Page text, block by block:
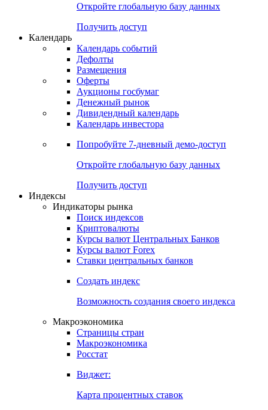
Откройте глобальную базу данных
Получить доступ
Календарь
Календарь событий
Дефолты
Размещения
Оферты
Аукционы госбумаг
Денежный рынок
Дивидендный календарь
Календарь инвестора
Попробуйте 7-дневный демо-доступ
Откройте глобальную базу данных
Получить доступ
Индексы
Индикаторы рынка
Поиск индексов
Криптовалюты
Курсы валют Центральных Банков
Курсы валют Forex
Ставки центральных банков
Создать индекс
Возможность создания своего индекса
Макроэкономика
Страницы стран
Макроэкономика
Росстат
Виджет:
Карта процентных ставок